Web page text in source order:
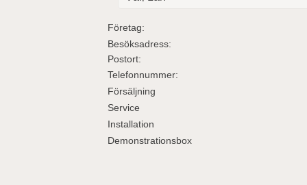
Företag:
Besöksadress:
Postort:
Telefonnummer:
Försäljning
Service
Installation
Demonstrationsbox